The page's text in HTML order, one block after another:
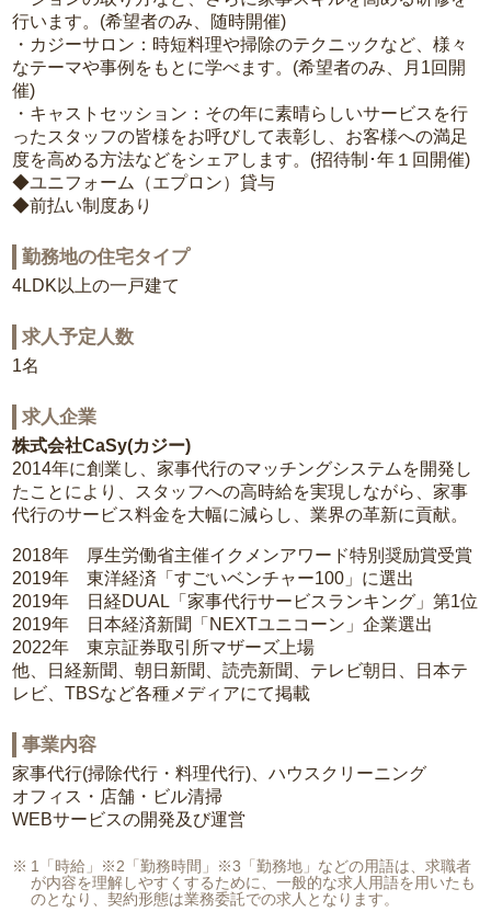
行います。(希望者のみ、随時開催)
・カジーサロン：時短料理や掃除のテクニックなど、様々
なテーマや事例をもとに学べます。(希望者のみ、月1回開
催)
・キャストセッション：その年に素晴らしいサービスを行
ったスタッフの皆様をお呼びして表彰し、お客様への満足
度を高める方法などをシェアします。(招待制･年１回開催)
◆ユニフォーム（エプロン）貸与
◆前払い制度あり
勤務地の住宅タイプ
4LDK以上の一戸建て
求人予定人数
1名
求人企業
株式会社CaSy(カジー)
2014年に創業し、家事代行のマッチングシステムを開発し
たことにより、スタッフへの高時給を実現しながら、家事
代行のサービス料金を大幅に減らし、業界の革新に貢献。
2018年 厚生労働省主催イクメンアワード特別奨励賞受賞
2019年 東洋経済「すごいベンチャー100」に選出
2019年 日経DUAL「家事代行サービスランキング」第1位
2019年 日本経済新聞「NEXTユニコーン」企業選出
2022年 東京証券取引所マザーズ上場
他、日経新聞、朝日新聞、読売新聞、テレビ朝日、日本テ
レビ、TBSなど各種メディアにて掲載
事業内容
家事代行(掃除代行・料理代行)、ハウスクリーニング
オフィス・店舗・ビル清掃
WEBサービスの開発及び運営
1「時給」※2「勤務時間」※3「勤務地」などの用語は、求職者
が内容を理解しやすくするために、一般的な求人用語を用いたも
のとなり、契約形態は業務委託での求人となります。